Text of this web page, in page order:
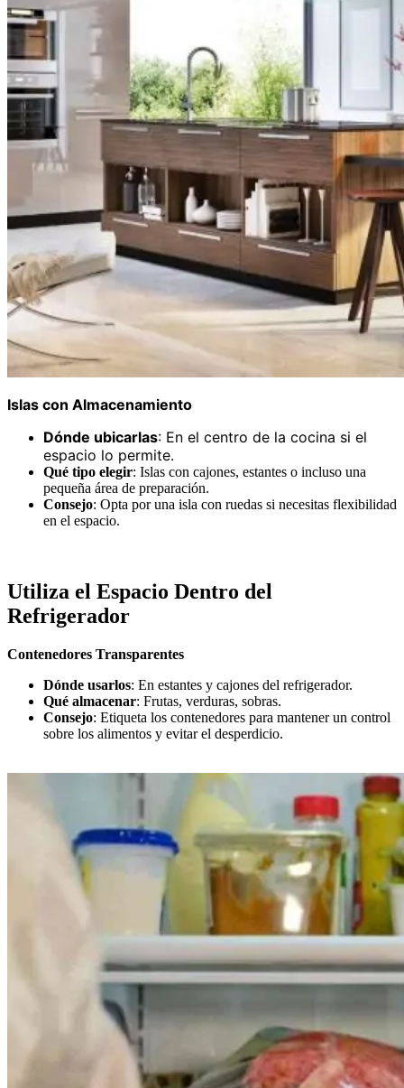
Islas con Almacenamiento
Dónde ubicarlas: En el centro de la cocina si el
espacio lo permite.
Qué tipo elegir: Islas con cajones, estantes o incluso una
pequeña área de preparación.
Consejo: Opta por una isla con ruedas si necesitas flexibilidad
en el espacio.
Utiliza el Espacio Dentro del
Refrigerador
Contenedores Transparentes
Dónde usarlos: En estantes y cajones del refrigerador.
Qué almacenar: Frutas, verduras, sobras.
Consejo: Etiqueta los contenedores para mantener un control
sobre los alimentos y evitar el desperdicio.